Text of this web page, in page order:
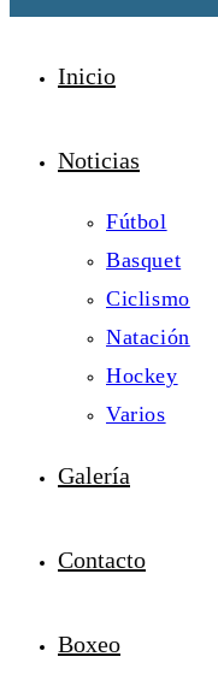
Inicio
Noticias
Fútbol
Basquet
Ciclismo
Natación
Hockey
Varios
Galería
Contacto
Boxeo